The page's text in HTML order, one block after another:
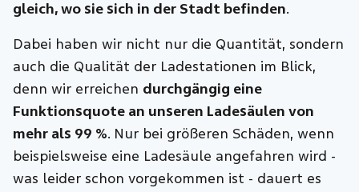
gleich, wo sie sich in der Stadt befinden.
Dabei haben wir nicht nur die Quantität, sondern
auch die Qualität der Ladestationen im Blick,
denn wir erreichen durchgängig eine
Funktionsquote an unseren Ladesäulen von
mehr als 99 %. Nur bei größeren Schäden, wenn
beispielsweise eine Ladesäule angefahren wird -
was leider schon vorgekommen ist - dauert es